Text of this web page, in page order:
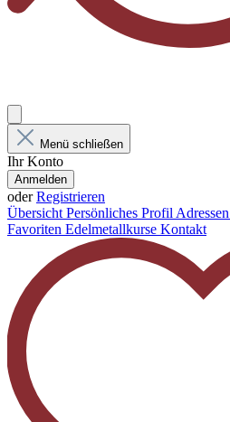
Menü schließen
Ihr Konto
Anmelden
oderRegistrieren
ÜbersichtPersönliches ProfilAdressen
Favoriten Edelmetallkurse Kontakt